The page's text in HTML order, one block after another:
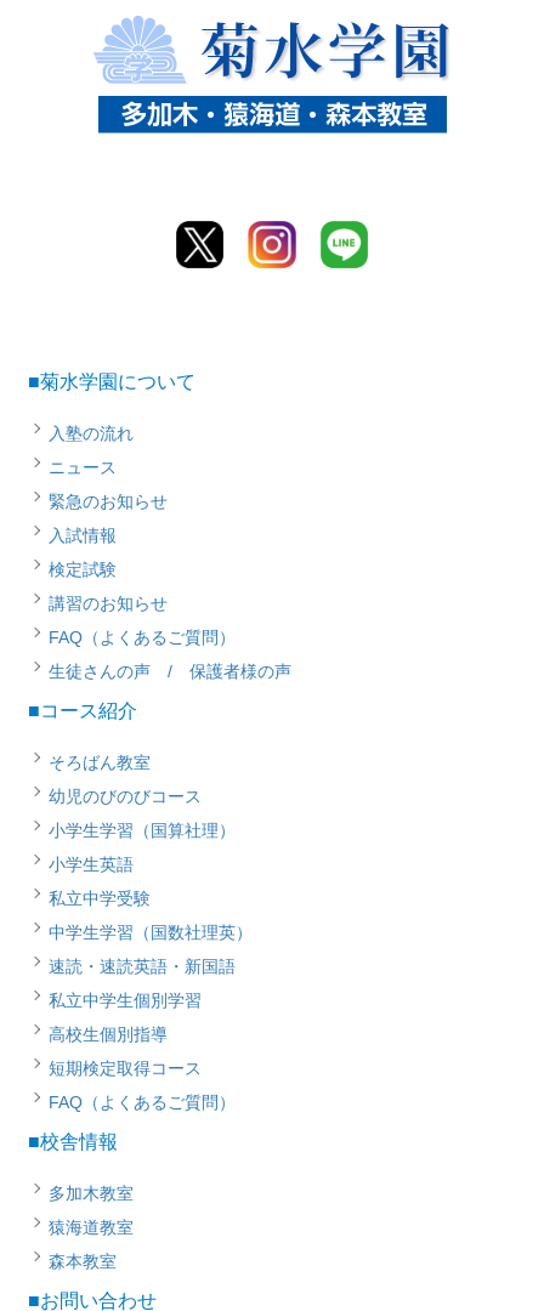
■菊水学園について
入塾の流れ
ニュース
緊急のお知らせ
入試情報
検定試験
講習のお知らせ
FAQ（よくあるご質問）
生徒さんの声 / 保護者様の声
■コース紹介
そろばん教室
幼児のびのびコース
小学生学習（国算社理）
小学生英語
私立中学受験
中学生学習（国数社理英）
速読・速読英語・新国語
私立中学生個別学習
高校生個別指導
短期検定取得コース
FAQ（よくあるご質問）
■校舎情報
多加木教室
猿海道教室
森本教室
■お問い合わせ